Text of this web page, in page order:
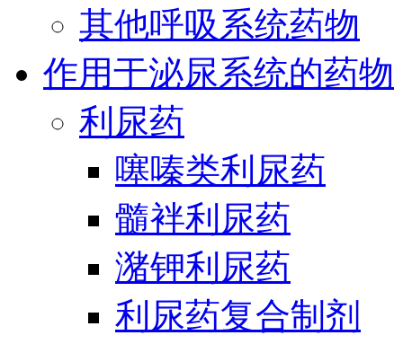
其他呼吸系统药物
作用于泌尿系统的药物
利尿药
噻嗪类利尿药
髓袢利尿药
潴钾利尿药
利尿药复合制剂